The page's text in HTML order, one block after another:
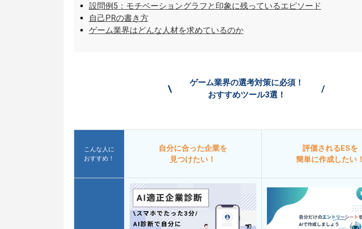
設問例5：モチベーショングラフと印象に残っているエピソード
自己PRの書き方
ゲーム業界はどんな人材を求めているのか
\
ゲーム業界の選考対策に必須！
おすすめツール3選！
/
こんな人に
おすすめ！
自分に合った企業を
見つけたい！
評価されるESを
簡単に作成したい！